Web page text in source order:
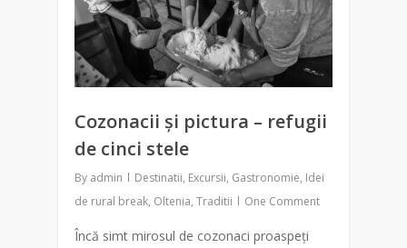
Cozonacii și pictura – refugii
de cinci stele
By admin Destinatii, Excursii, Gastronomie, Idei
de rural break, Oltenia, Traditii One Comment
Încă simt mirosul de cozonaci proaspeți